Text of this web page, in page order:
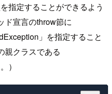
指定することができるよう
ド宣言のthrow節に
」を指定すること
親クラスである
）